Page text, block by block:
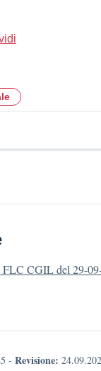
FLC CGIL del 29-
- Revisione: